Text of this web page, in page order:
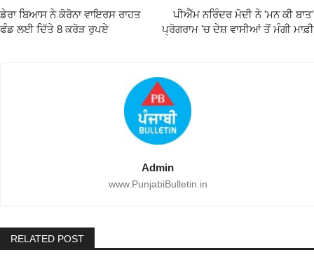
ਡੇਰਾ ਬਿਆਸ ਨੇ ਕੋਰੋਨਾ ਵਾਇਰਸ ਰਾਹਤ
ਫੰਡ ਲਈ ਦਿੱਤੇ 8 ਕਰੋੜ ਰੁਪਏ
ਪੀਐੱਮ ਨਰਿੰਦਰ ਮੋਦੀ ਨੇ 'ਮਨ ਕੀ ਬਾਤ'
ਪ੍ਰੋਗਰਾਮ 'ਚ ਦੇਸ਼ ਵਾਸੀਆਂ ਤੋਂ ਮੰਗੀ ਮਾਫ਼ੀ
Admin
www.PunjabiBulletin.in
RELATED POST